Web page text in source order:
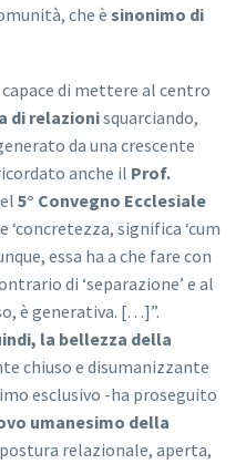
che è sinonimo di
capace di mettere al centro
di relazionisquarciando,
da una crescente
anche il Prof.
5° Convegno Ecclesiale
significa ‘cum
essa ha a che fare con
di ‘separazione’ e al
è generativa. […]”.
la bellezza della
chiuso e disumanizzante
esclusivo -ha proseguito
umanesimo della
relazionale, aperta,